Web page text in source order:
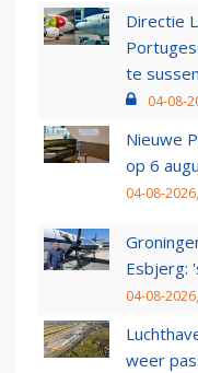
Directie
te sussen
04-08-
Nieuwe
op 6
04-08-
Esbjerg:
04-08-
weer